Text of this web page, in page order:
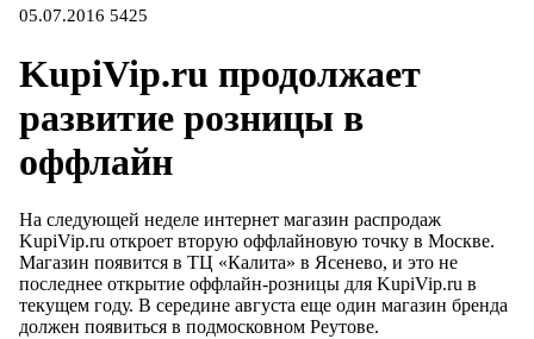
05.07.2016 5425
KupiVip.ru продолжает
развитие розницы в
оффлайн
На следующей неделе интернет магазин распродаж
KupiVip.ru откроет вторую оффлайновую точку в Москве.
Магазин появится в ТЦ «Калита» в Ясенево, и это не
последнее открытие оффлайн-розницы для KupiVip.ru в
текущем году. В середине августа еще один магазин бренда
должен появиться в подмосковном Реутове.